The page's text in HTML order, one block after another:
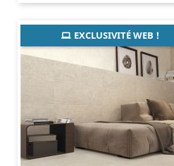
EXCLUSIVITÉ WEB !